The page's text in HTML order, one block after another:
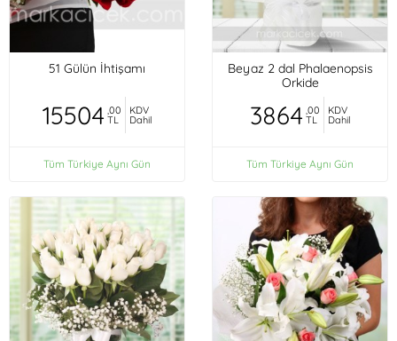
51 Gülün İhtişamı
15504 ,00
TL
KDV
Dahil
Tüm Türkiye Aynı Gün
Beyaz 2 dal Phalaenopsis
Orkide
3864 ,00
TL
KDV
Dahil
Tüm Türkiye Aynı Gün